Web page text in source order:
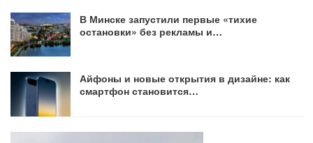
В Минске запустили первые «тихие
остановки» без рекламы и…
Айфоны и новые открытия в дизайне: как
смартфон становится…